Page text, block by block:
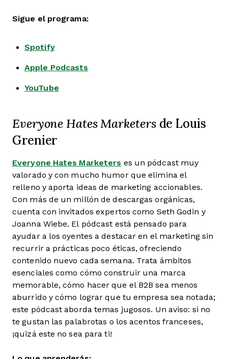
Sigue el programa:
Spotify
Apple Podcasts
YouTube
Everyone Hates Marketersde Louis
Grenier
Everyone Hates Marketers es un pódcast muy
valorado y con mucho humor que elimina el
relleno y aporta ideas de marketing accionables.
Con más de un millón de descargas orgánicas,
cuenta con invitados expertos como Seth Godin y
Joanna Wiebe. El pódcast está pensado para
ayudar a los oyentes a destacar en el marketing sin
recurrir a prácticas poco éticas, ofreciendo
contenido nuevo cada semana. Trata ámbitos
esenciales como cómo construir una marca
memorable, cómo hacer que el B2B sea menos
aburrido y cómo lograr que tu empresa sea notada;
este pódcast aborda temas jugosos. Un aviso: si no
te gustan las palabrotas o los acentos franceses,
¡quizá este no sea para ti!